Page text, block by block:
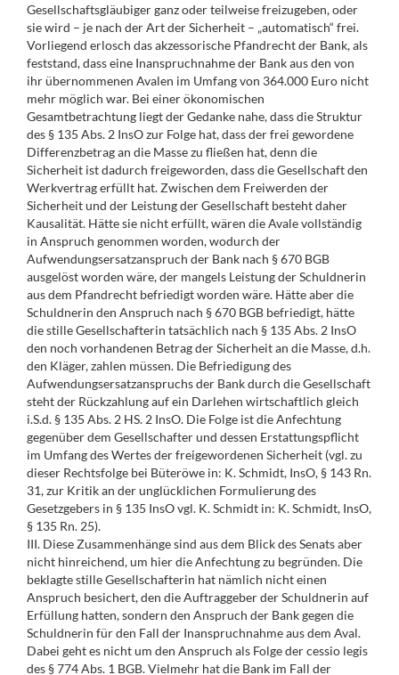
Gesellschaftsgläubiger ganz oder teilweise freizugeben, oder
sie wird – je nach der Art der Sicherheit – „automatisch“ frei.
Vorliegend erlosch das akzessorische Pfandrecht der Bank, als
feststand, dass eine Inanspruchnahme der Bank aus den von
ihr übernommenen Avalen im Umfang von 364.000 Euro nicht
mehr möglich war. Bei einer ökonomischen
Gesamtbetrachtung liegt der Gedanke nahe, dass die Struktur
des § 135 Abs. 2 InsO zur Folge hat, dass der frei gewordene
Differenzbetrag an die Masse zu fließen hat, denn die
Sicherheit ist dadurch freigeworden, dass die Gesellschaft den
Werkvertrag erfüllt hat. Zwischen dem Freiwerden der
Sicherheit und der Leistung der Gesellschaft besteht daher
Kausalität. Hätte sie nicht erfüllt, wären die Avale vollständig
in Anspruch genommen worden, wodurch der
Aufwendungsersatzanspruch der Bank nach § 670 BGB
ausgelöst worden wäre, der mangels Leistung der Schuldnerin
aus dem Pfandrecht befriedigt worden wäre. Hätte aber die
Schuldnerin den Anspruch nach § 670 BGB befriedigt, hätte
die stille Gesellschafterin tatsächlich nach § 135 Abs. 2 InsO
den noch vorhandenen Betrag der Sicherheit an die Masse, d.h.
den Kläger, zahlen müssen. Die Befriedigung des
Aufwendungsersatzanspruchs der Bank durch die Gesellschaft
steht der Rückzahlung auf ein Darlehen wirtschaftlich gleich
i.S.d. § 135 Abs. 2 HS. 2 InsO. Die Folge ist die Anfechtung
gegenüber dem Gesellschafter und dessen Erstattungspflicht
im Umfang des Wertes der freigewordenen Sicherheit (vgl. zu
dieser Rechtsfolge bei Büteröwe in: K. Schmidt, InsO, § 143 Rn.
31, zur Kritik an der unglücklichen Formulierung des
Gesetzgebers in § 135 InsO vgl. K. Schmidt in: K. Schmidt, InsO,
§ 135 Rn. 25).
III. Diese Zusammenhänge sind aus dem Blick des Senats aber
nicht hinreichend, um hier die Anfechtung zu begründen. Die
beklagte stille Gesellschafterin hat nämlich nicht einen
Anspruch besichert, den die Auftraggeber der Schuldnerin auf
Erfüllung hatten, sondern den Anspruch der Bank gegen die
Schuldnerin für den Fall der Inanspruchnahme aus dem Aval.
Dabei geht es nicht um den Anspruch als Folge der cessio legis
des § 774 Abs. 1 BGB. Vielmehr hat die Bank im Fall der